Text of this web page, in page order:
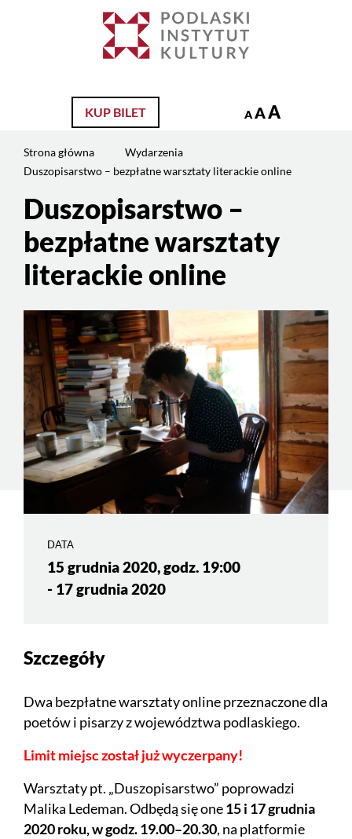
online
KUP BILET A AA
Strona główna
Wydarzenia
Duszopisarstwo – bezpłatne warsztaty literackie online
Duszopisarstwo –
bezpłatne warsztaty
literackie online
DATA
15 grudnia 2020, godz. 19:00
- 17 grudnia 2020
Szczegóły
Dwa bezpłatne warsztaty online przeznaczone dla
poetów i pisarzy z województwa podlaskiego.
Limit miejsc został już wyczerpany!
Warsztaty pt. „Duszopisarstwo” poprowadzi
Malika Ledeman. Odbędą się one15 i 17 grudnia
2020 roku, w godz. 19.00–20.30, na platformie